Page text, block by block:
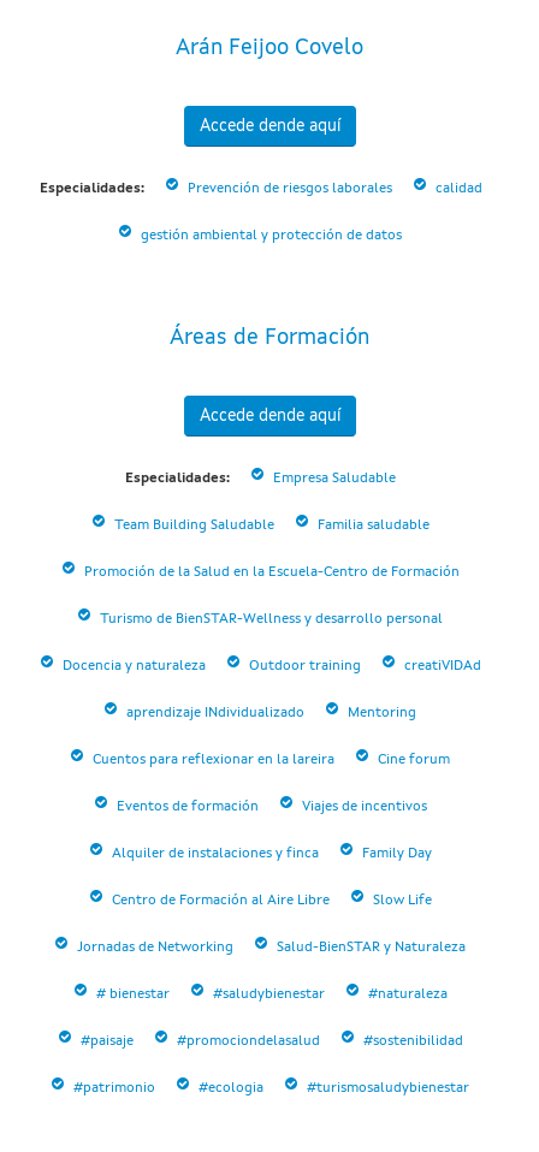
Arán Feijoo Covelo
Accede dende aquí
Especialidades: Prevención de riesgos laborales calidad
gestión ambiental y protección de datos
Áreas de Formación
Accede dende aquí
Especialidades: Empresa Saludable
Team Building Saludable Familia saludable
Promoción de la Salud en la Escuela-Centro de Formación
Turismo de BienSTAR-Wellness y desarrollo personal
Docencia y naturaleza Outdoor training creatiVIDAd
aprendizaje INdividualizado Mentoring
Cuentos para reflexionar en la lareira Cine forum
Eventos de formación Viajes de incentivos
Alquiler de instalaciones y finca Family Day
Centro de Formación al Aire Libre Slow Life
Jornadas de Networking Salud-BienSTAR y Naturaleza
# bienestar #saludybienestar #naturaleza
#paisaje #promociondelasalud #sostenibilidad
#patrimonio #ecologia #turismosaludybienestar